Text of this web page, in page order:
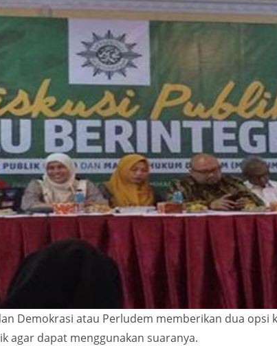
Demokrasi atau Perludem memberikan dua
agar dapat menggunakan suaranya.